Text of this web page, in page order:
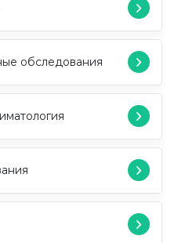
обследования